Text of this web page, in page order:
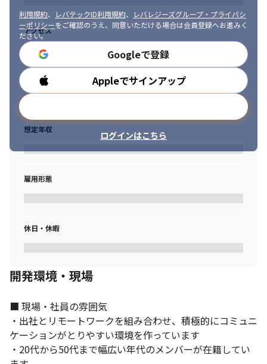
■「より稼げるエンジニア」へ最短距離で目指せる教育制度
グループに在籍するエンジニア数は2万名を突破した2024年12月
現在も、教育体制に手を抜くことは一切していません。グループ
会社に技術者育成に特化した教育会社があり、グループ一丸でエ
ンジニア教育に取り組んでおります。直近では、ハイエンドなエ
ンジニアを輩出するための教育制度に取り組んでおり、「より市
場価値の高いエンジニア」へのキャリアアップを支援しておりま
す。
■豊富な案件で多様なキャリアを選択可能
当社では、1000社以上の大手クライアントとのお付き合いがあり
（2024年5月時点）、「この技術を極めたい」、「常に新しい知
など、個人の希望に寄り添って、希望を叶えるお手伝いが可能で
す。また、自ら職務・職場を希望できる制度や、キャリアサポー
ト制度など会社一丸であなたの希望を叶える仕組み・取り組みを
利用規約、 レバテックID利用規約、
レバレジーズグループ・プライバシ
ーポリシーをご確認のうえ、同意いただける場合は会員登録へお進みく
ださい。
Googleで登録
Appleでサインアップ
ログインはこちら
アクセス
勤務時間
想定年収
雇用形態
休日・休暇
開発環境・現場
■ 現場・社員の雰囲気
・出社とリモートワークを組み合わせ、積極的にコミュニ
ケーションがとりやすい環境を作っています
・20代から50代まで幅広い年代のメンバーが在籍してい